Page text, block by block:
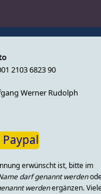
2103 6823 90
Werner Rudolph
erwünscht ist, bitte im
darf genannt werden
werdenergänzen.